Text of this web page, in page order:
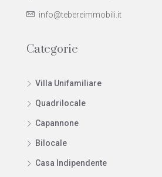
info@tebereimmobili.it
Categorie
Villa Unifamiliare
Quadrilocale
Capannone
Bilocale
Casa Indipendente